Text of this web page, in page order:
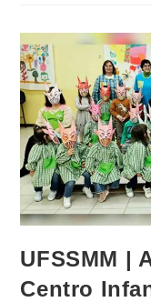
UFSSMM |
Centro